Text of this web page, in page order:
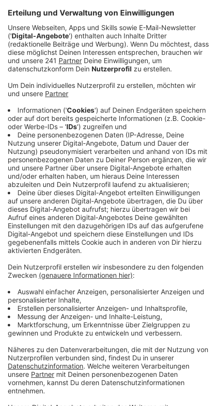
Veröffentlicht:Freitag, 01.08.2025 06:37
Anzeige
Favorisierte Orte
Anzeige
Die Grünen halten die Plakat-Spots in den
Fußgängerzonen der verschiedenen Stadtteile für die
wichtigsten. Die FDP wiederum will versuchen, sich die
großen, stark befahrenen Verkehrsknotenpunkte für
ihre Plakate zu sichern. Alle größeren Parteien sind
dafür mit mindestens 30 Helfern in verschiedenen
Teams ab 15:00 Uhr unterwegs.
Anzeige
Hoffen auf weniger Vandalismus
Hängen die Plakate dann, hoffen sie darauf, dass es zu
weniger Beschädigungen und Beschmierungen kommt
als bei der letzten Wahl. Das ist da häufiger
vorgekommen als früher. Für die nächsten anderthalb
Kandidaten. Die Wahl ist nämlich am 14. September.
Anzeige